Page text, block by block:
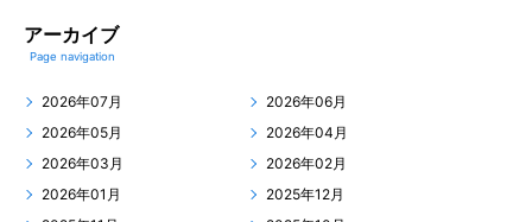
アーカイブ
Page navigation
2026年07月
2026年06月
2026年05月
2026年04月
2026年03月
2026年02月
2026年01月
2025年12月